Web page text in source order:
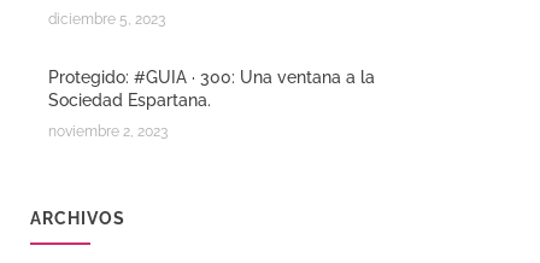
diciembre 5, 2023
Protegido: #GUIA · 300: Una ventana a la
Sociedad Espartana.
noviembre 2, 2023
ARCHIVOS